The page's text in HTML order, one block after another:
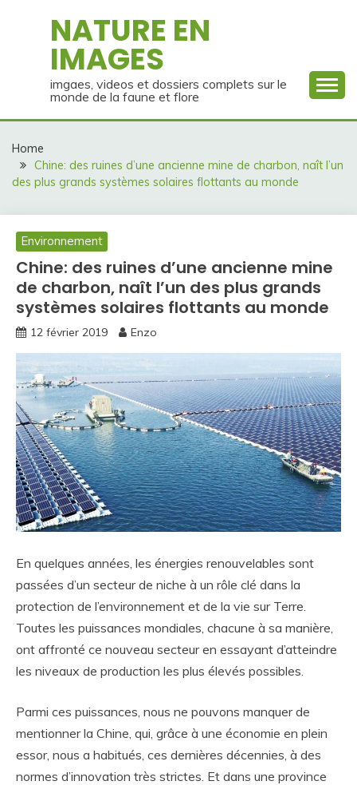
NATURE EN
IMAGES
imgaes, videos et dossiers complets sur le
monde de la faune et flore
Home
Chine: des ruines d’une ancienne mine de charbon, naît l’un
des plus grands systèmes solaires flottants au monde
Environnement
Chine: des ruines d’une ancienne mine
de charbon, naît l’un des plus grands
systèmes solaires flottants au monde
12 février 2019 Enzo
En quelques années, les énergies renouvelables sont
passées d’un secteur de niche à un rôle clé dans la
protection de l’environnement et de la vie sur Terre.
Toutes les puissances mondiales, chacune à sa manière,
ont affronté ce nouveau secteur en essayant d’atteindre
les niveaux de production les plus élevés possibles.
Parmi ces puissances, nous ne pouvons manquer de
mentionner la Chine, qui, grâce à une économie en plein
essor, nous a habitués, ces dernières décennies, à des
normes d’innovation très strictes. Et dans une province